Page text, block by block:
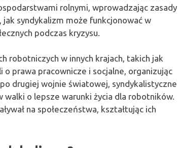
rolnymi, wprowadzając zasady
syndykalizm może funkcjonować w
podczas kryzysu.
robotniczych w innych krajach, takich jak
o prawa pracownicze i socjalne, organizując
drugiej wojnie światowej, syndykalistyczne
walki o lepsze warunki życia dla robotników.
na społeczeństwa, kształtując ich